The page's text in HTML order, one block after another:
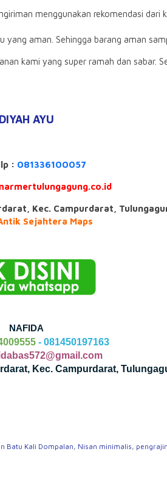
menggunakan rekomendasi dari
aman. Sehingga barang aman
kami yang super ramah dan sabar.
DIYAH AYU
: 081336100057
Kec. Campurdarat,
Sejahtera Maps
NAFIDA
- 081450197163
Kec. Campurdarat,
Batu Kali Dompalan, Nisan minimalis,